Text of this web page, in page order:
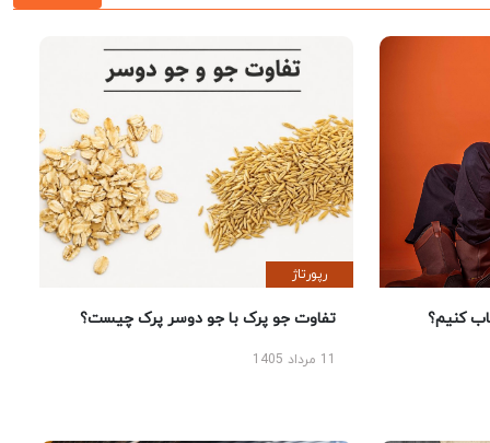
کنیم؟
رپورتاژ
تفاوت جو پرک با جو دوسر پرک چیست؟